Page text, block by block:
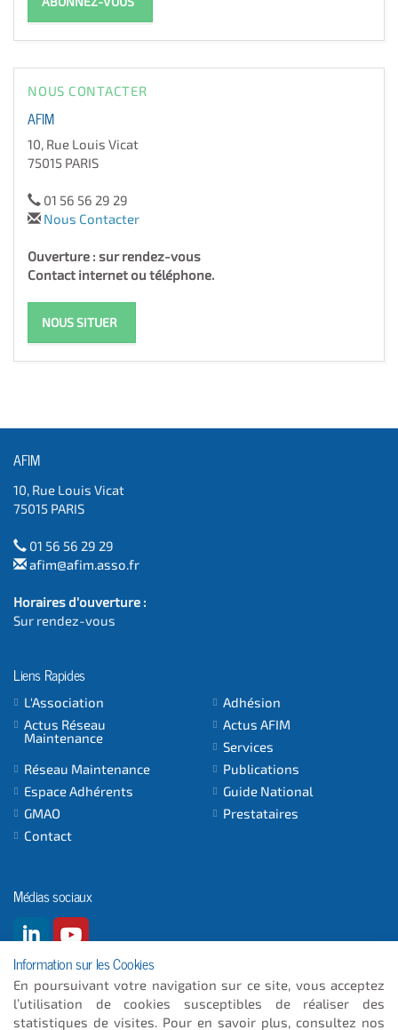
NOUS CONTACTER
AFIM
10, Rue Louis Vicat
75015 PARIS
01 56 56 29 29
Nous Contacter
Ouverture : sur rendez-vous
Contact internet ou téléphone.
NOUS SITUER
AFIM
10, Rue Louis Vicat
75015 PARIS
01 56 56 29 29
afim@afim.asso.fr
Horaires d'ouverture :
Sur rendez-vous
Liens Rapides
L'Association
Adhésion
Actus Réseau
Maintenance
Actus AFIM
Services
Réseau Maintenance
Publications
Espace Adhérents
Guide National
GMAO
Prestataires
Contact
Médias sociaux
© 2026 - ICC INFORMATIQUE
Information sur les Cookies
En poursuivant votre navigation sur ce site, vous acceptez
l’utilisation de cookies susceptibles de réaliser des
statistiques de visites. Pour en savoir plus, consultez nos